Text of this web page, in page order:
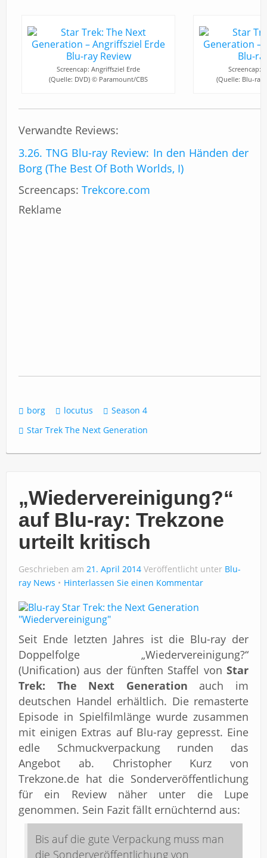
Screencap: Angriffsziel Erde
(Quelle: DVD) © Paramount/CBS
Screencap:
(Quelle: Blu-
Verwandte Reviews:
3.26. TNG Blu-ray Review: In den Händen der
Borg (The Best Of Both Worlds, I)
Screencaps: Trekcore.com
Reklame
borg locutus
Season 4
Star Trek The Next Generation
„Wiedervereinigung?“
auf Blu-ray: Trekzone
urteilt kritisch
Geschrieben am 21. April 2014 Veröffentlicht unter Blu-
ray News
Hinterlassen Sie einen Kommentar
Seit Ende letzten Jahres ist die Blu-ray der
Doppelfolge „Wiedervereinigung?“
(Unification) aus der fünften Staffel von Star
Trek: The Next Generation auch im
deutschen Handel erhältlich. Die remasterte
Episode in Spielfilmlänge wurde zusammen
mit einigen Extras auf Blu-ray gepresst. Eine
edle Schmuckverpackung runden das
Angebot ab. Christopher Kurz von
Trekzone.de hat die Sonderveröffentlichung
für ein Review näher unter die Lupe
genommen. Sein Fazit fällt ernüchternd aus:
Bis auf die gute Verpackung muss man
die Sonderveröffentlichung von